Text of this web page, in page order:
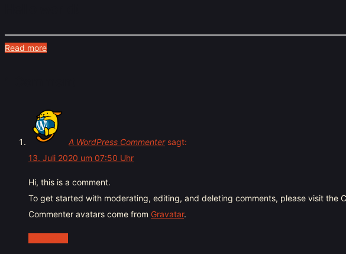
Read more
A WordPress Commenter sagt:
13. Juli 2020 um 07:50 Uhr
Hi, this is a comment.
To get started with moderating, editing, and deleting comments, please visit the
Commenter avatars come from Gravatar.